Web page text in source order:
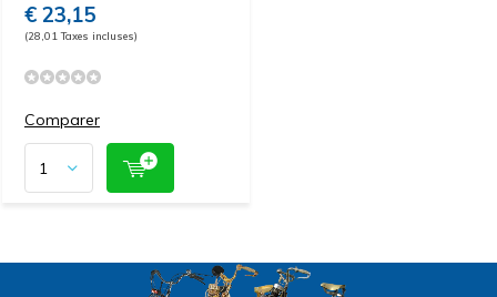
€ 23,15
(28,01 Taxes incluses)
Comparer